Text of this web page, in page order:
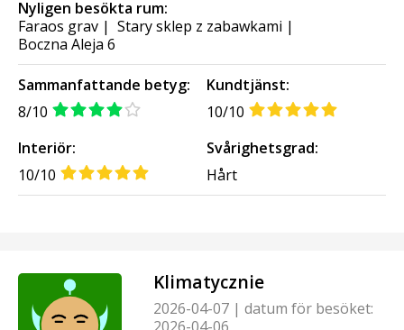
Nyligen besökta rum:
Faraos grav | Stary sklep z zabawkami |
Boczna Aleja 6
Sammanfattande betyg:
8/10
Kundtjänst:
10/10
Interiör:
10/10
Svårighetsgrad:
Hårt
Klimatycznie
2026-04-07 | datum för besöket: